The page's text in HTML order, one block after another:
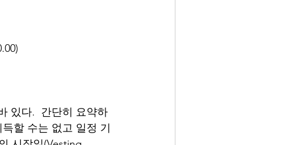
있다.  간단히 요약하
할 수는 없고 일정 기